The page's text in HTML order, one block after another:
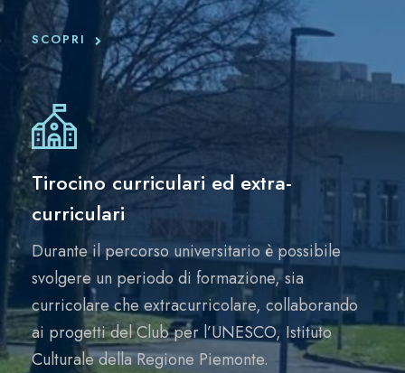
SCOPRI
Tirocino curriculari ed extra-
curriculari
Durante il percorso universitario è possibile
svolgere un periodo di formazione, sia
curricolare che extracurricolare, collaborando
ai progetti del Club per l’UNESCO, Istituto
Culturale della Regione Piemonte.